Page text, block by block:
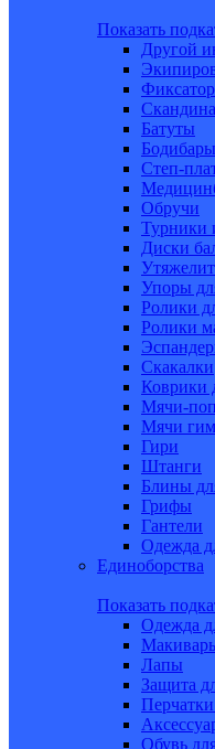
Показать
Другой
Батуты
Бодибары
Степ-
Обручи
Турники
Диски
Упоры
Ролики
Ролики
Скакалки
Коврики
Мячи-
Мячи
Гири
Штанги
Блины
Грифы
Гантели
Одежда
Единоборства
Показать
Одежда
Лапы
Защита
Обувь